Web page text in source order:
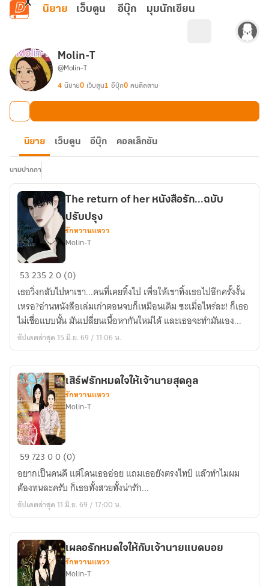
ข้ามไปยังเนื้อหาหลัก
นิยาย เว็บตูน อีบุ๊ก มุมนักเขียน
Molin-T
@Molin-T
4 นิยาย0 เว็บตูน1 อีบุ๊ก0 คนติดตาม
นิยาย เว็บตูน อีบุ๊ก คอลเล็กชัน
นามปากกา
The
return
of
her
หนังสือ
รัก...ฉบับ
The return of her หนังสือรัก...ฉบับ
ปรับปรุง
รักหวานแหวว
Molin-T
5323520 (0)
เธอวิ่งกลับไปหาเขา...คนที่เคยทิ้งไป เพื่อให้เขาทิ้งเธอไปอีกครั้งงั้น
เหรอ?อ่านหนังสือเล่มเก่าตอนจบก็เหมือนเดิม ซะเมื่อไหร่ละ! ก็เธอ
ไม่เชื่อแบบนั้น มันเปลี่ยนเนื้อหากันใหม่ได้ และเธอจะทำมันเอง...
อัปเดตล่าสุด 15 มิ.ย. 69 / 11:06 น.
เสิร์ฟ
หมด
ใจ
ให้
นาย
สุด
คูล
เสิร์ฟรักหมดใจให้เจ้านายสุดคูล
รักหวานแหวว
Molin-T
5972300 (0)
อยากเป็นคนดี แต่โดนเธออ่อย แถมเธอยังตรงไทป์ แล้วทำไมผม
ต้องทนละครับ ก็เธอทั้งสวยทั้งน่ารัก...
อัปเดตล่าสุด 11 มิ.ย. 69 / 17:00 น.
เผลอรักหมดใจให้กับเจ้านายแบดบอย
รักหวานแหวว
Molin-T